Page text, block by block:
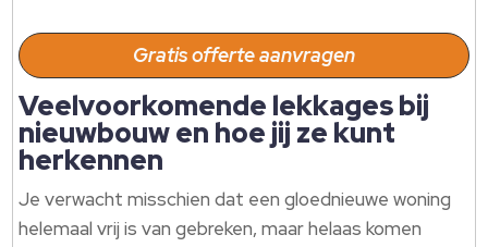
Gratis offerte aanvragen
Veelvoorkomende lekkages bij
nieuwbouw en hoe jij ze kunt
herkennen
Je verwacht misschien dat een gloednieuwe woning
helemaal vrij is van gebreken, maar helaas komen